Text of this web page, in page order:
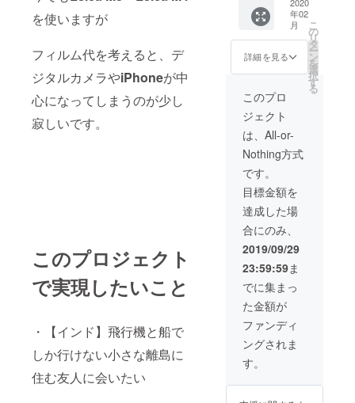
を使いますが
フィルム代を考えると、デ
ジタルカメラやiPhoneが中
心になってしまうのが少し
寂しいです。
このプロジェクト
で実現したいこと
・【インド】飛行機と船で
しか行けない小さな離島に
住む友人に会いたい
る赤い
糸があ
るのを
ご存知
でした
支援し
ていた
だいた
方の代
わりに
縁結び
老人」
に恋愛
成就を
祈願し
てきま
す。帰
国後に
赤い糸
とサン
キュー
カード
を添え
て発送
たブロ
グにて
キュー
カード
◼︎ 台湾
の神様
の総本
山とも
言える
龍山寺
にてあ
なたの
代わり
におみ
くじを
す。帰
国後に
サン
キュー
カード
を添え
て発送
しま
す。ま
たブロ
グにて
発送の
報告を
きま
年02
月
詳細を見る
こ
の
リ
タ
ー
ン
を
選
択
す
る
このプロ
ジェクト
は、All-or-
Nothing方式
です。
目標金額を
達成した場
合にのみ、
2019/09/29
23:59:59ま
でに集まっ
た金額が
ファンディ
ングされま
す。